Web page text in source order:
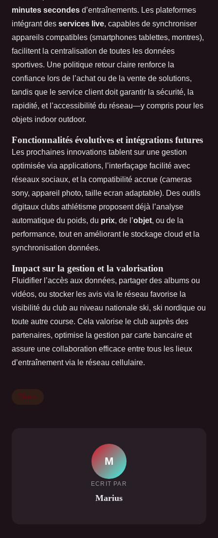
minutes secondes d’entraînements. Les plateformes
intégrant des services live, capables de synchroniser
appareils compatibles (smartphones tablettes, montres),
facilitent la centralisation de toutes les données
sportives. Une politique retour claire renforce la
confiance lors de l’achat ou de la vente de solutions,
tandis que le service client doit garantir la sécurité, la
rapidité, et l’accessibilité du réseau—y compris pour les
objets indoor outdoor.
Fonctionnalités évolutives et intégrations futures
Les prochaines innovations tablent sur une gestion
optimisée via applications, l’interfaçage facilité avec
réseaux sociaux, et la compatibilité accrue (cameras
sony, appareil photo, taille ecran adaptable). Des outils
digitaux clubs athlétisme proposent déjà l’analyse
automatique du poids, du prix, de l’objet, ou de la
performance, tout en améliorant le stockage cloud et la
synchronisation données.
Impact sur la gestion et la valorisation
Fluidifier l’accès aux données, partager des albums ou
vidéos, ou stocker les avis via le réseau favorise la
visibilité du club au niveau nationale ski, ski nordique ou
toute autre course. Cela valorise le club auprès des
partenaires, optimise la gestion par carte bancaire et
assure une collaboration efficace entre tous les lieux
d’entraînement via le réseau cellulaire.
Divers
M
ECRIT PAR
Marius